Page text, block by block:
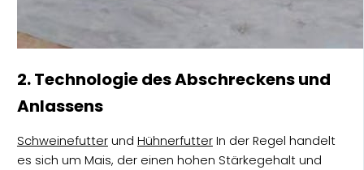
2. Technologie des Abschreckens und
Anlassens
Schweinefutterund HühnerfutterIn der Regel handelt
es sich um Mais, der einen hohen Stärkegehalt und